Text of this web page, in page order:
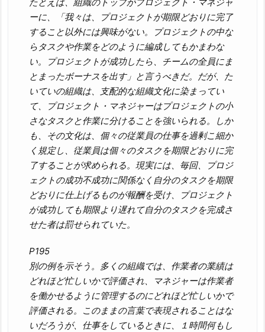
たとえば、組織のトップがプロジェクト・マネジャ
ーに、「我々は、プロジェクトが期限どおりに完了
すること以外には興味がない。プロジェクトの中な
らタスクや作業をどのように編成してもかまわな
い。プロジェクトが成功したら、チームの全員にま
とまったボーナスを出す」と言うべきだ。だが、た
いていの組織は、支配的な組織文化に染まってい
て、プロジェクト・マネジャーはプロジェクトの小
さなタスクと作業に分けることを強いられる。しか
も、その文化は、個々の従業員の仕事を過剰こ細か
く規定し、従業員は個々のタスクを期限どおりに完
了することが求められる。現実には、毎回、プロジ
ェクトの成功不成功に関係なく自分のタスクを期限
どおりに仕上げるものが報酬を受け、プロジェクト
が成功しても期限より遅れて自分のタスクを完成さ
せた者は罰せられていた。
P195
別の例を示そう。多くの組織では、作業者の業績は
どれほど忙しいかで評価され、マネジャーは作業者
を働かせるように管理するのにどれほど忙しいかで
評価される。このままの言葉で表現されることはな
いだろうが、仕事をしているときに、１時間何もし